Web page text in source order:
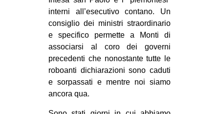
interni all’esecutivo contano. Un
consiglio dei ministri straordinario
e specifico permette a Monti di
associarsi al coro dei governi
precedenti che nonostante tutte le
roboanti dichiarazioni sono caduti
e sorpassati e mentre noi siamo
ancora qua.